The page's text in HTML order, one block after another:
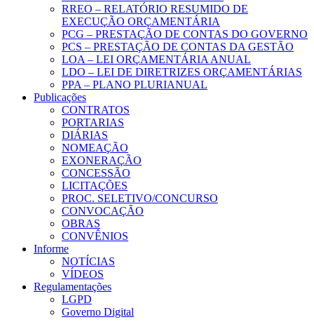
RREO – RELATÓRIO RESUMIDO DE
EXECUÇÃO ORÇAMENTÁRIA
PCG – PRESTAÇÃO DE CONTAS DO GOVERNO
PCS – PRESTAÇÃO DE CONTAS DA GESTÃO
LOA – LEI ORÇAMENTÁRIA ANUAL
LDO – LEI DE DIRETRIZES ORÇAMENTÁRIAS
PPA – PLANO PLURIANUAL
Publicações
CONTRATOS
PORTARIAS
DIÁRIAS
NOMEAÇÃO
EXONERAÇÃO
CONCESSÃO
LICITAÇÕES
PROC. SELETIVO/CONCURSO
CONVOCAÇÃO
OBRAS
CONVÊNIOS
Informe
NOTÍCIAS
VÍDEOS
Regulamentações
LGPD
Governo Digital